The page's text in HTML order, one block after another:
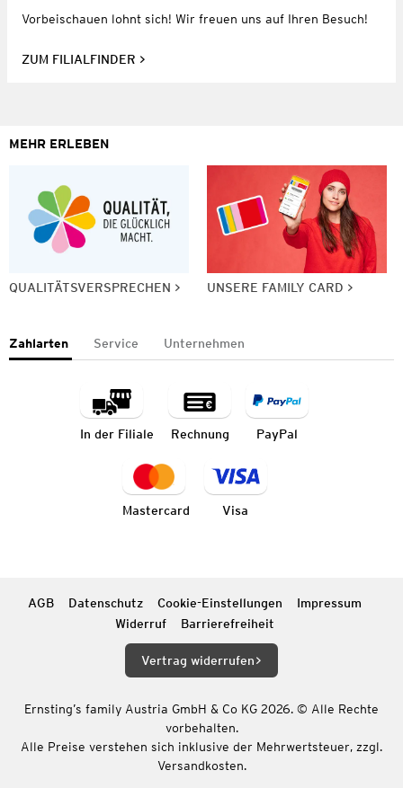
Vorbeischauen lohnt sich! Wir freuen uns auf Ihren Besuch!
ZUM FILIALFINDER
MEHR ERLEBEN
QUALITÄTSVERSPRECHEN UNSERE FAMILY CARD
Zahlarten Service Unternehmen
In der Filiale Rechnung PayPal
Mastercard Visa
AGB Datenschutz Cookie-Einstellungen
Impressum
Widerruf
Barrierefreiheit
Vertrag widerrufen
Ernsting’s family Austria GmbH & Co KG 2026. © Alle Rechte
vorbehalten.
Alle Preise verstehen sich inklusive der Mehrwertsteuer, zzgl.
Versandkosten.